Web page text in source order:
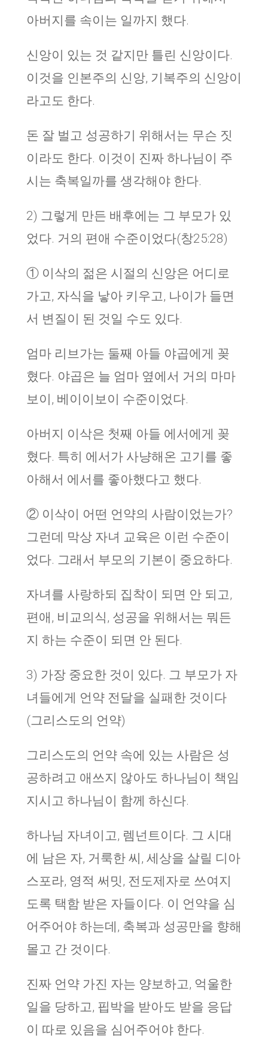
아버지를 속이는 일까지 했다.
신앙이 있는 것 같지만 틀린 신앙이다.
이것을 인본주의 신앙, 기복주의 신앙이
라고도 한다.
돈 잘 벌고 성공하기 위해서는 무슨 짓
이라도 한다. 이것이 진짜 하나님이 주
시는 축복일까를 생각해야 한다.
2) 그렇게 만든 배후에는 그 부모가 있
었다. 거의 편애 수준이었다(창25:28)
① 이삭의 젊은 시절의 신앙은 어디로
가고, 자식을 낳아 키우고, 나이가 들면
서 변질이 된 것일 수도 있다.
엄마 리브가는 둘째 아들 야곱에게 꽂
혔다. 야곱은 늘 엄마 옆에서 거의 마마
보이, 베이이보이 수준이었다.
아버지 이삭은 첫째 아들 에서에게 꽂
혔다. 특히 에서가 사냥해온 고기를 좋
아해서 에서를 좋아했다고 했다.
② 이삭이 어떤 언약의 사람이었는가?
그런데 막상 자녀 교육은 이런 수준이
었다. 그래서 부모의 기본이 중요하다.
자녀를 사랑하되 집착이 되면 안 되고,
편애, 비교의식, 성공을 위해서는 뭐든
지 하는 수준이 되면 안 된다.
3) 가장 중요한 것이 있다. 그 부모가 자
녀들에게 언약 전달을 실패한 것이다
(그리스도의 언약)
그리스도의 언약 속에 있는 사람은 성
공하려고 애쓰지 않아도 하나님이 책임
지시고 하나님이 함께 하신다.
하나님 자녀이고, 렘넌트이다. 그 시대
에 남은 자, 거룩한 씨, 세상을 살릴 디아
스포라, 영적 써밋, 전도제자로 쓰여지
도록 택함 받은 자들이다. 이 언약을 심
어주어야 하는데, 축복과 성공만을 향해
몰고 간 것이다.
진짜 언약 가진 자는 양보하고, 억울한
일을 당하고, 핍박을 받아도 받을 응답
이 따로 있음을 심어주어야 한다.